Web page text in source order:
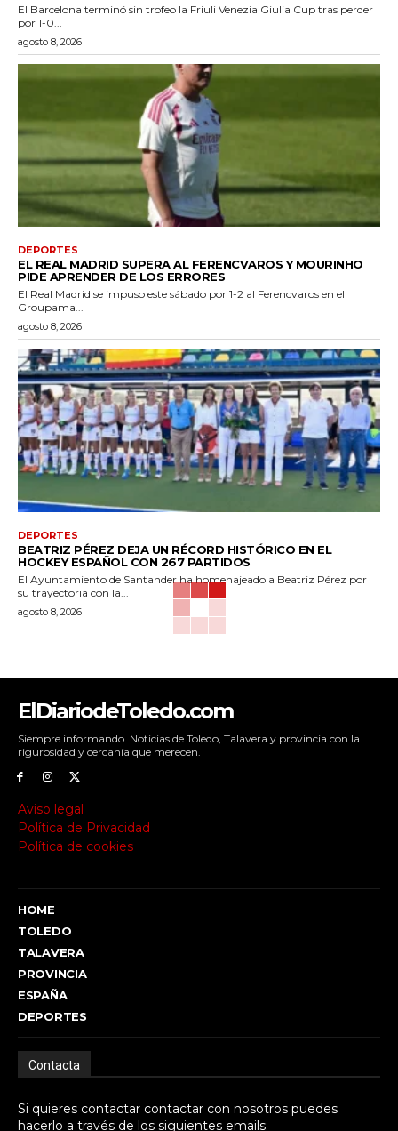
El Barcelona terminó sin trofeo la Friuli Venezia Giulia Cup tras perder
por 1-0...
agosto 8, 2026
DEPORTES
EL REAL MADRID SUPERA AL FERENCVAROS Y MOURINHO
PIDE APRENDER DE LOS ERRORES
El Real Madrid se impuso este sábado por 1-2 al Ferencvaros en el
Groupama...
agosto 8, 2026
DEPORTES
BEATRIZ PÉREZ DEJA UN RÉCORD HISTÓRICO EN EL
HOCKEY ESPAÑOL CON 267 PARTIDOS
El Ayuntamiento de Santander ha homenajeado a Beatriz Pérez por
su trayectoria con la...
agosto 8, 2026
ElDiariodeToledo.com
Siempre informando. Noticias de Toledo, Talavera y provincia con la
rigurosidad y cercanía que merecen.
Aviso legal
Política de Privacidad
Política de cookies
HOME
TOLEDO
TALAVERA
PROVINCIA
ESPAÑA
DEPORTES
Contacta
Si quieres contactar contactar con nosotros puedes
hacerlo a través de los siguientes emails: